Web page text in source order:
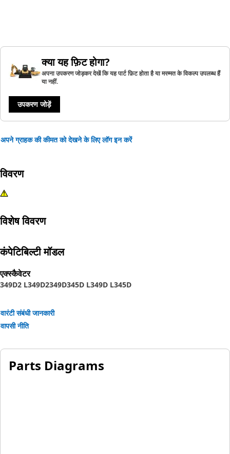
क्या यह फ़िट होगा?
अपना उपकरण जोड़कर देखें कि यह पार्ट फ़िट होता है या मरम्मत के विकल्प उपलब्ध हैं
या नहीं.
उपकरण जोड़ें
अपने ग्राहक की कीमत को देखने के लिए लॉग इन करें
विवरण
विशेष विवरण
कंपेटिबिल्टी मॉडल
एक्स्कैवेटर
349D2 L349D2349D345D L349D L345D
वारंटी संबंधी जानकारी
वापसी नीति
Parts Diagrams